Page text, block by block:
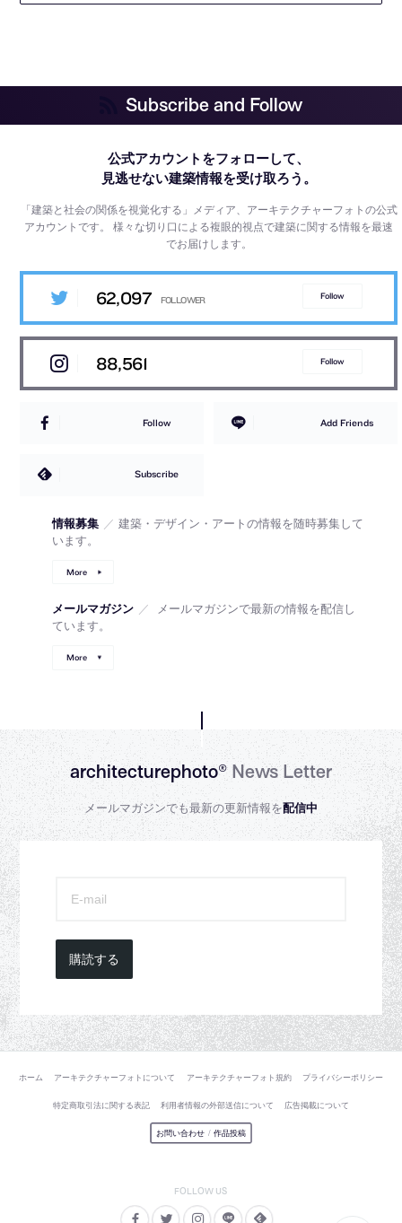
Subscribe and Follow
公式アカウントをフォローして、
見逃せない建築情報を受け取ろう。
「建築と社会の関係を視覚化する」メディア、アーキテクチャーフォトの公式
アカウントです。様々な切り口による複眼的視点で建築に関する情報を最速
でお届けします。
62,097 Follow
88,561 Follow
Follow Add Friends
Subscribe
情報募集 ／ 建築・デザイン・アートの情報を随時募集して
います。
More
メールマガジン ／
メールマガジンで最新の情報を配信し
ています。
More
architecturephoto®News Letter
メールマガジンでも最新の更新情報を配信中
購読する
ホーム アーキテクチャーフォトについて アーキテクチャーフォト規約 プライバシーポリシー
特定商取引法に関する表記 利用者情報の外部送信について 広告掲載について
お問い合わせ / 作品投稿